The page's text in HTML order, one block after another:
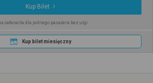
Kup Bilet
całkowita dla jednego pasażera bez ulgi
Kup bilet miesięczny